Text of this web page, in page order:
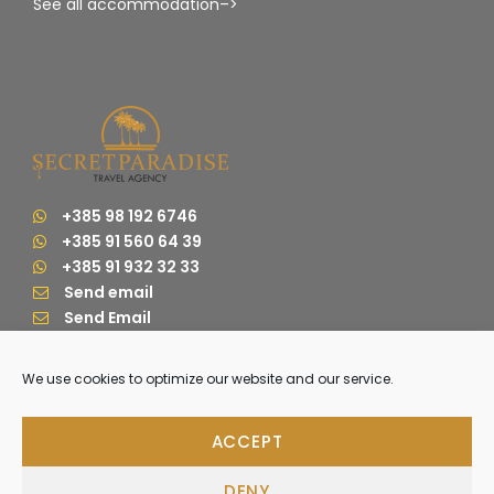
We use cookies to optimize our website and our service.
ACCEPT
15:30 – 17:30 Freizeit in Zadar
+385 98 192 6746
+385 91 560 64 39
+385 91 932 32 33
Send email
Send Email